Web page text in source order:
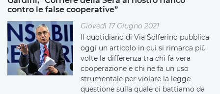
contro le false cooperative”
Giovedì 17 Giugno 2021
Il quotidiano di Via Solferino pubblica
oggi un articolo in cui si rimarca più
volte la differenza tra chi fa vera
cooperazione e chi ne fa un uso
strumentale per violare la legge
questione sulla quale ci battiamo da